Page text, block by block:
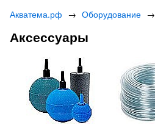
Акватема.рф → Оборудование →
Аксессуары